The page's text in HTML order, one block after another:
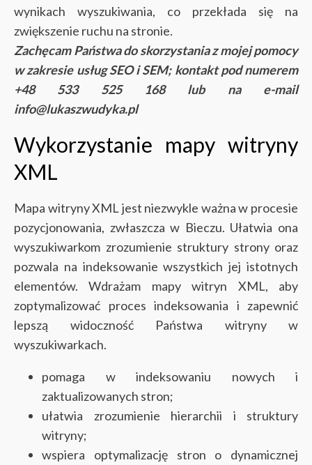
wynikach wyszukiwania, co przekłada się na
zwiększenie ruchu na stronie.
Zachęcam Państwa do skorzystania z mojej pomocy
w zakresie usług SEO i SEM; kontakt pod numerem
+48 533 525 168 lub na e-mail
info@lukaszwudyka.pl
Wykorzystanie mapy witryny
XML
Mapa witryny XML jest niezwykle ważna w procesie
pozycjonowania, zwłaszcza w Bieczu. Ułatwia ona
wyszukiwarkom zrozumienie struktury strony oraz
pozwala na indeksowanie wszystkich jej istotnych
elementów. Wdrażam mapy witryn XML, aby
zoptymalizować proces indeksowania i zapewnić
lepszą widoczność Państwa witryny w
wyszukiwarkach.
pomaga w indeksowaniu nowych i
zaktualizowanych stron;
ułatwia zrozumienie hierarchii i struktury
witryny;
wspiera optymalizację stron o dynamicznej